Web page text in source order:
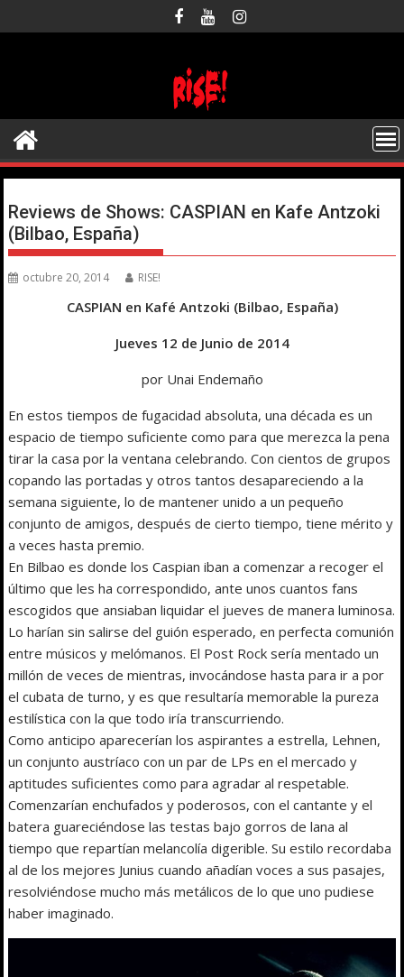
al
Reviews de Shows: CASPIAN en Kafe Antzoki
(Bilbao, España)
octubre 20, 2014 RISE!
CASPIAN en Kafé Antzoki (Bilbao, España)
Jueves 12 de Junio de 2014
por Unai Endemaño
En estos tiempos de fugacidad absoluta, una década es un
espacio de tiempo suficiente como para que merezca la pena
tirar la casa por la ventana celebrando. Con cientos de grupos
copando las portadas y otros tantos desapareciendo a la
semana siguiente, lo de mantener unido a un pequeño
conjunto de amigos, después de cierto tiempo, tiene mérito y
a veces hasta premio.
En Bilbao es donde los Caspian iban a comenzar a recoger el
último que les ha correspondido, ante unos cuantos fans
escogidos que ansiaban liquidar el jueves de manera luminosa.
Lo harían sin salirse del guión esperado, en perfecta comunión
entre músicos y melómanos. El Post Rock sería mentado un
millón de veces de mientras, invocándose hasta para ir a por
el cubata de turno, y es que resultaría memorable la pureza
estilística con la que todo iría transcurriendo.
Como anticipo aparecerían los aspirantes a estrella, Lehnen,
un conjunto austríaco con un par de LPs en el mercado y
aptitudes suficientes como para agradar al respetable.
Comenzarían enchufados y poderosos, con el cantante y el
batera guareciéndose las testas bajo gorros de lana al
tiempo que repartían melancolía digerible. Su estilo recordaba
al de los mejores Junius cuando añadían voces a sus pasajes,
resolviéndose mucho más metálicos de lo que uno pudiese
haber imaginado.